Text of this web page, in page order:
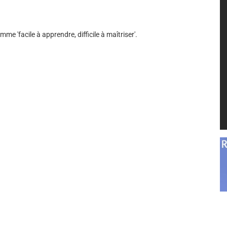
'facile à apprendre, difficile à maîtriser'.